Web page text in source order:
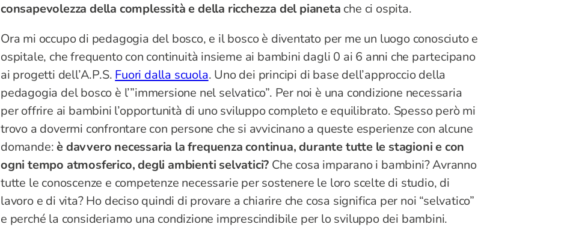
consapevolezza della complessità e della ricchezza del pianeta che ci ospita.
Ora mi occupo di pedagogia del bosco, e il bosco è diventato per me un luogo conosciuto e
ospitale, che frequento con continuità insieme ai bambini dagli 0 ai 6 anni che partecipano
ai progetti dell’A.P.S. Fuori dalla scuola. Uno dei principi di base dell’approccio della
pedagogia del bosco è l’”immersione nel selvatico”. Per noi è una condizione necessaria
per offrire ai bambini l’opportunità di uno sviluppo completo e equilibrato. Spesso però mi
trovo a dovermi confrontare con persone che si avvicinano a queste esperienze con alcune
domande:è davvero necessaria la frequenza continua, durante tutte le stagioni e con
ogni tempo atmosferico, degli ambienti selvatici? Che cosa imparano i bambini? Avranno
tutte le conoscenze e competenze necessarie per sostenere le loro scelte di studio, di
lavoro e di vita? Ho deciso quindi di provare a chiarire che cosa significa per noi “selvatico”
e perché la consideriamo una condizione imprescindibile per lo sviluppo dei bambini.